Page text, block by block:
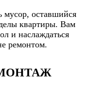
мусор, оставшийся
квартиры. Вам
и наслаждаться
ремонтом.